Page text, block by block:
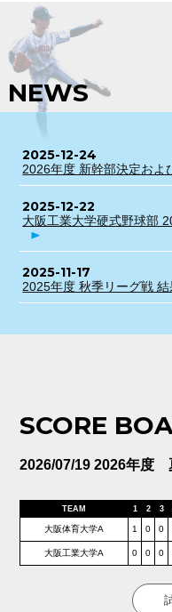
NEWS
2025-12-24
2026年度 新幹部決定およ
2025-12-22
大阪工業大学硬式野球部
2025-11-17
2025年度 秋季リーグ戦
SCORE
2026/07/19 2026年度
TEAM 1 2 3
大阪体育大学A 1 0 0
大阪工業大学A 0 0 0